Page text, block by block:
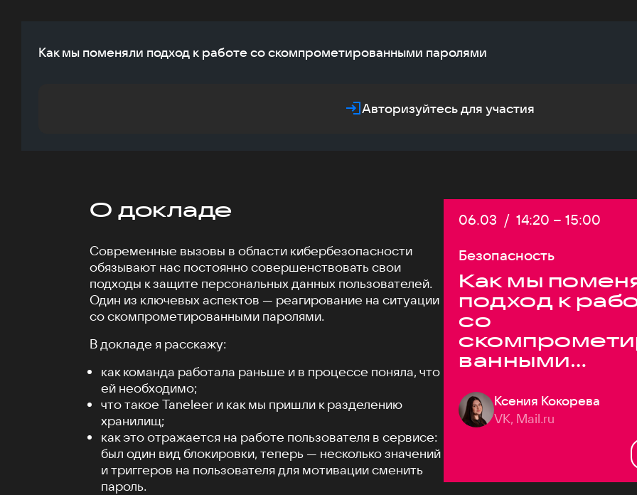
Как мы поменяли подход к работе со скомпрометированными паролями
Авторизуйтесь для участия
О докладе
Современные вызовы в области кибербезопасности
обязывают нас постоянно совершенствовать свои
подходы к защите персональных данных пользователей.
Один из ключевых аспектов — реагирование на ситуации
со скомпрометированными паролями.
В докладе я расскажу:
как команда работала раньше и в процессе поняла, что
ей необходимо;
что такое Taneleer и как мы пришли к разделению
хранилищ;
как это отражается на работе пользователя в сервисе:
был один вид блокировки, теперь — несколько значений
и триггеров на пользователя для мотивации сменить
пароль.
Дата:
06.03 / Начало:
14:20 – Конец:
15:00
Безопасность
Как мы
подход к
со
ванными
Ксения Кокорева
VK, Mail.ru